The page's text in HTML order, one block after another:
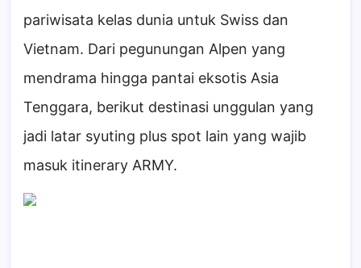
pariwisata kelas dunia untuk Swiss dan
Vietnam. Dari pegunungan Alpen yang
mendrama hingga pantai eksotis Asia
Tenggara, berikut destinasi unggulan yang
jadi latar syuting plus spot lain yang wajib
masuk itinerary ARMY.